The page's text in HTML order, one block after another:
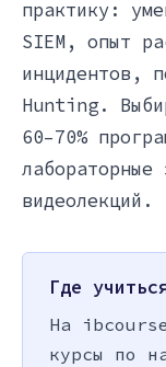
практику:
SIEM, опыт
инцидентов,
Hunting.
60–70%
видеолекций.
Где
На
курсы по